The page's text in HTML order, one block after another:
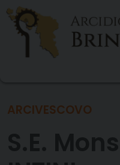
Skip
content
ARCIVESCOVO